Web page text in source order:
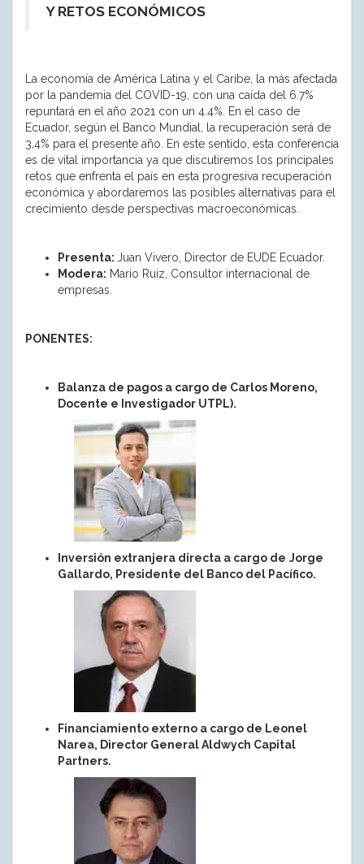
Y RETOS ECONÓMICOS
La economía de América Latina y el Caribe, la más afectada
por la pandemia del COVID-19, con una caída del 6.7%
repuntará en el año 2021 con un 4.4%. En el caso de
Ecuador, según el Banco Mundial, la recuperación será de
3,4% para el presente año. En este sentido, esta conferencia
es de vital importancia ya que discutiremos los principales
retos que enfrenta el país en esta progresiva recuperación
económica y abordaremos las posibles alternativas para el
crecimiento desde perspectivas macroeconómicas.
Presenta: Juan Vivero, Director de EUDE Ecuador.
Modera: Mario Ruiz, Consultor internacional de
empresas.
PONENTES:
Balanza de pagos a cargo de Carlos Moreno,
Docente e Investigador UTPL).
Inversión extranjera directa a cargo de Jorge
Gallardo, Presidente del Banco del Pacífico.
Financiamiento externo a cargo de Leonel
Narea, Director General Aldwych Capital
Partners.